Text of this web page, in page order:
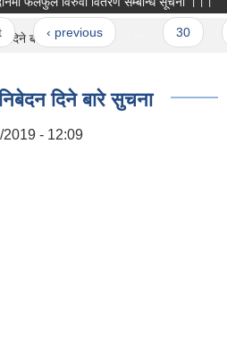
‹ previous
दिने बारे सुचना
दिने बारे सुचना
2019 - 12:09